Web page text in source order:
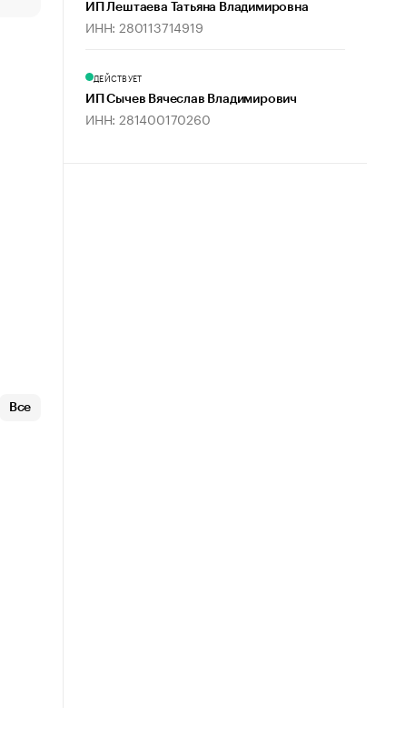
Все
ИП Лештаева Татьяна Владимировна
ИНН: 280113714919
ДЕЙСТВУЕТ
ИП Сычев Вячеслав Владимирович
ИНН: 281400170260